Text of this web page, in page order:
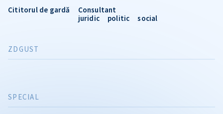
SPECIAL
Cititorul de gardă
Consultant
juridic
politic social
ZDGUST